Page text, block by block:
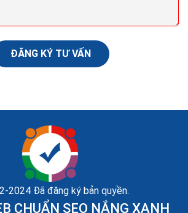
ĐĂNG KÝ TƯ VẤN
2024 Đã đăng ký bản quyền.
CHUẨN SEO NẮNG XANH